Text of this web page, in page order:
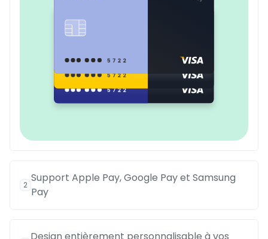
2
Support Apple Pay, Google Pay et Samsung
Pay